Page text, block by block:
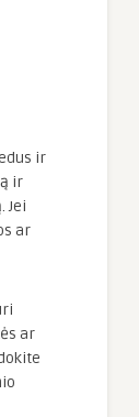
ir
ir
Jei
ar
ar